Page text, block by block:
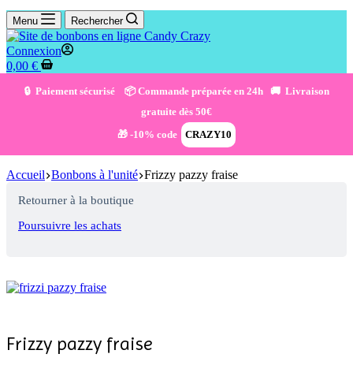
Menu Rechercher
Connexion
0,00 €
🔒 Paiement sécurisé 📦 Commande préparée en 24h 🚚 Livraison
gratuite dès 50€
🎁 -10% code
CRAZY10
Accueil Bonbons à l'unité Frizzy pazzy fraise
Poursuivre les achats
Retourner à la boutique
Frizzy pazzy fraise